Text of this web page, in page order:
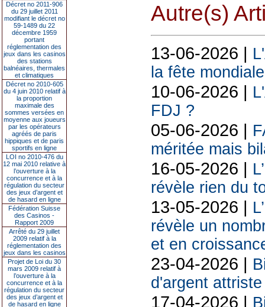
Décret no 2011-906
du 29 juillet 2011
modifiant le décret no
59-1489 du 22
décembre 1959
portant
réglementation des
jeux dans les casinos
des stations
balnéaires, thermales
et climatiques
Décret no 2010-605
du 4 juin 2010 relatif à
la proportion
maximale des
sommes versées en
moyenne aux joueurs
par les opérateurs
agréés de paris
hippiques et de paris
sportifs en ligne
LOI no 2010-476 du
12 mai 2010 relative à
l’ouverture à la
concurrence et à la
régulation du secteur
des jeux d’argent et
de hasard en ligne
Fédération Suisse
des Casinos -
Rapport 2009
Arrêté du 29 juillet
2009 relatif à la
réglementation des
jeux dans les casinos
Projet de Loi du 30
mars 2009 relatif à
l’ouverture à la
concurrence et à la
régulation du secteur
des jeux d’argent et
de hasard en ligne
Autre(s)
13-06-2026 |
la fête
10-06-2026 |
FDJ ?
05-06-2026 |
méritée mais
16-05-2026 |
révèle rien du
13-05-2026 |
révèle un
et en
23-04-2026 |
d'argent
17-04-2026 |